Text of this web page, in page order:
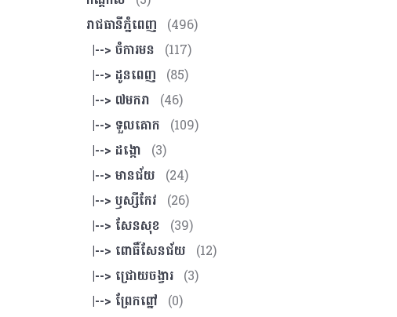
រាជធានីភ្នំពេញ
(496)
|--> ចំការមន
(117)
|--> ដូនពេញ
(85)
|--> ៧មករា
(46)
|--> ទួលគោក
(109)
|--> ដង្កោ
(3)
|--> មានជ័យ
(24)
|--> ឫស្សីកែវ
(26)
|--> សែនសុខ
(39)
|--> ពោធិ៍សែនជ័យ
(12)
|--> ជ្រោយចង្វារ (3)
|--> ព្រែកព្នៅ
(0)